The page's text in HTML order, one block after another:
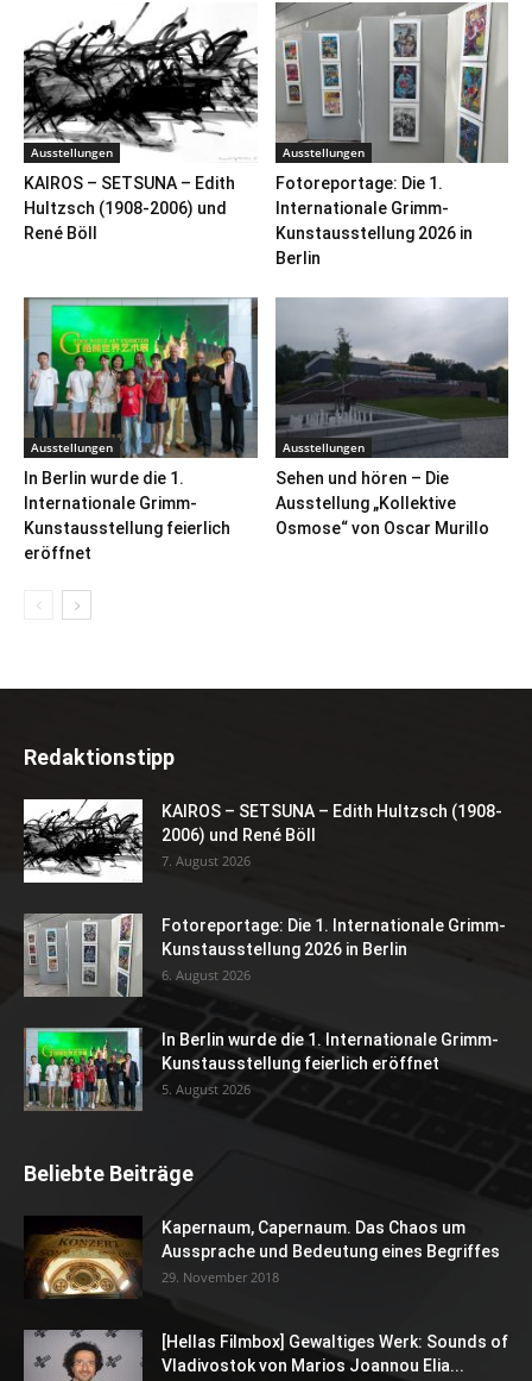
Ausstellungen
KAIROS – SETSUNA – Edith
Hultzsch (1908-2006) und
René Böll
Ausstellungen
Fotoreportage: Die 1.
Internationale Grimm-
Kunstausstellung 2026 in
Berlin
Ausstellungen
In Berlin wurde die 1.
Internationale Grimm-
Kunstausstellung feierlich
eröffnet
Ausstellungen
Sehen und hören – Die
Ausstellung „Kollektive
Osmose“ von Oscar Murillo
Redaktionstipp
KAIROS – SETSUNA – Edith Hultzsch (1908-
2006) und René Böll
7. August 2026
Fotoreportage: Die 1. Internationale Grimm-
Kunstausstellung 2026 in Berlin
6. August 2026
In Berlin wurde die 1. Internationale Grimm-
Kunstausstellung feierlich eröffnet
5. August 2026
Beliebte Beiträge
Kapernaum, Capernaum. Das Chaos um
Aussprache und Bedeutung eines Begriffes
29. November 2018
[Hellas Filmbox] Gewaltiges Werk: Sounds of
Vladivostok von Marios Joannou Elia...